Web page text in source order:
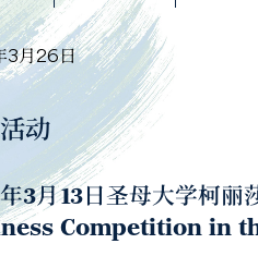
3月26日
动
3月13日圣母大学柯
Competition in